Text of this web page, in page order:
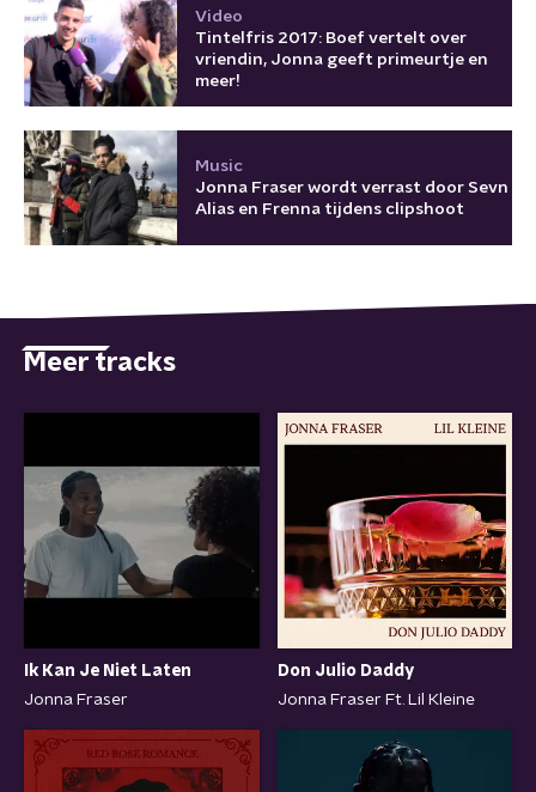
Video
Tintelfris 2017: Boef vertelt over
vriendin, Jonna geeft primeurtje en
meer!
Music
Jonna Fraser wordt verrast door Sevn
Alias en Frenna tijdens clipshoot
Meer tracks
Ik Kan Je Niet Laten
Jonna Fraser
Don Julio Daddy
Jonna Fraser Ft. Lil Kleine